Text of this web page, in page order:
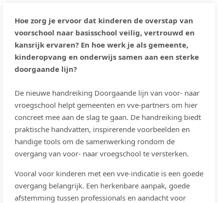
Hoe zorg je ervoor dat kinderen de overstap van
voorschool naar basisschool veilig, vertrouwd en
kansrijk ervaren? En hoe werk je als gemeente,
kinderopvang en onderwijs samen aan een sterke
doorgaande lijn?
De nieuwe handreiking Doorgaande lijn van voor- naar
vroegschool helpt gemeenten en vve-partners om hier
concreet mee aan de slag te gaan. De handreiking biedt
praktische handvatten, inspirerende voorbeelden en
handige tools om de samenwerking rondom de
overgang van voor- naar vroegschool te versterken.
Vooral voor kinderen met een vve-indicatie is een goede
overgang belangrijk. Een herkenbare aanpak, goede
afstemming tussen professionals en aandacht voor